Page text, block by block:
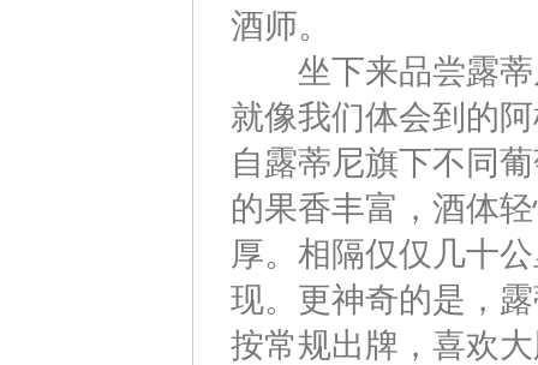
酒师。
坐下来品尝露蒂
就像我们体会到的
自露蒂尼旗下不同
的果香丰富，酒体
厚。相隔仅仅几十
现。更神奇的是，
按常规出牌，喜欢